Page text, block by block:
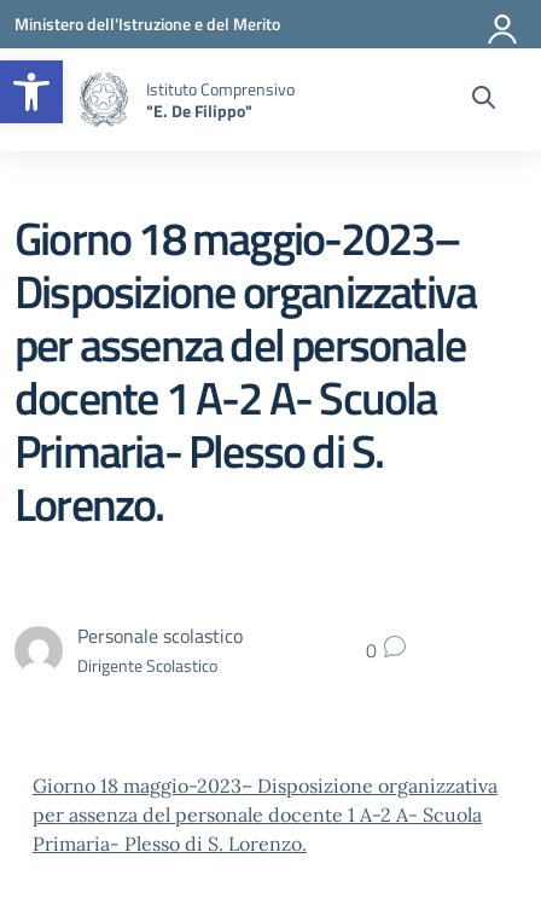
Apri la barra degli strumenti
Vai ai contenuti
Vai al menu di navigazione
Vai al footer
Ministero dell'Istruzione e del Merito
Istituto Comprensivo
"E. De Filippo"
Giorno 18 maggio-2023–
Disposizione organizzativa
per assenza del personale
docente 1 A-2 A- Scuola
Primaria- Plesso di S.
Lorenzo.
Personale scolastico
Dirigente Scolastico 0
Giorno 18 maggio-2023– Disposizione organizzativa
per assenza del personale docente 1 A-2 A- Scuola
Primaria- Plesso di S. Lorenzo.